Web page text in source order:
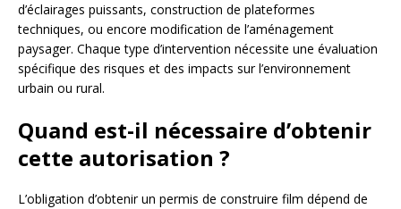
d’éclairages puissants, construction de plateformes
techniques, ou encore modification de l’aménagement
paysager. Chaque type d’intervention nécessite une évaluation
spécifique des risques et des impacts sur l’environnement
urbain ou rural.
Quand est-il nécessaire d’obtenir
cette autorisation ?
L’obligation d’obtenir un permis de construire film dépend de